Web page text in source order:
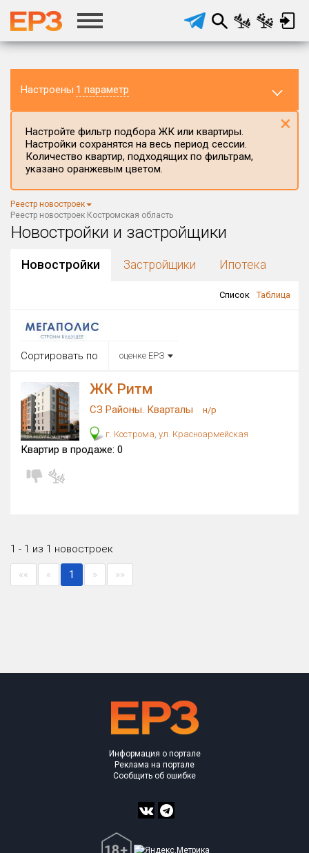
Настроены 1 параметр
Регион ЖК
Костромская область
Район в регионе
Все
Округ
Все
Все
Цена
от до
от
Вид объекта
МД
Кол-во комнат
с продажами
Рейтинг ЕРЗ
Многоквартирных домов
Настройте фильтр подбора ЖК или квартиры.
Настройки сохранятся на весь период сессии.
Количество квартир, подходящих по фильтрам,
указано оранжевым цветом.
×
Реестр новостроек
Реестр новостроек Костромская область
Новостройки и застройщики
Новостройки Застройщики Ипотека
Список Таблица
Сортировать по оценке ЕРЗ
ЖК Ритм
СЗ Районы. Кварталы н/р
г. Кострома, ул. Красноармейская
Квартир в продаже: 0
1 - 1 из 1 новостроек
«« « 1 » »»
Информация о портале
Реклама на портале
Сообщить об ошибке